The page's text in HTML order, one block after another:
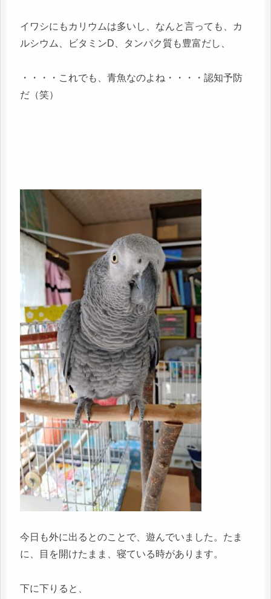
イワシにもカリウムは多いし、なんと言っても、カ
ルシウム、ビタミンD、タンパク質も豊富だし、
・・・・これでも、青魚なのよね・・・・認知予防
だ（笑）
今日も外に出るとのことで、遊んでいました。たま
に、目を開けたまま、寝ている時があります。
下に下りると、